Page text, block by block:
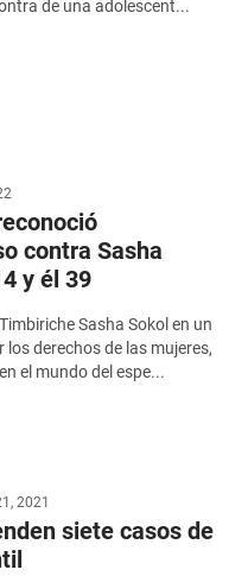
de una adolescent...
contra Sasha
y él 39
Sasha Sokol en un
derechos de las mujeres,
el mundo del espe...
2021
siete casos de